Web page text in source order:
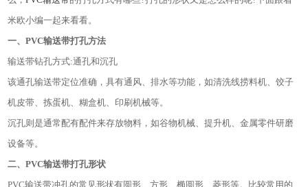
米欧小编一起来看看。
一、PVC输送带打孔方法
输送带钻孔方式:通孔和沉孔
该通孔输送带定位准确，具有通风、排水等功能，如清洗线捞料机、饺子
机皮带、拣蛋机、糊盒机、印刷机械等。
沉孔则是通常配有配件来存放物料，如谷物机械、提升机、金属零件研磨
设备等。
二、PVC输送带打孔形状
PVC输送带冲孔的常见形状有圆形、方形、椭圆形、菱形等。比较常用的